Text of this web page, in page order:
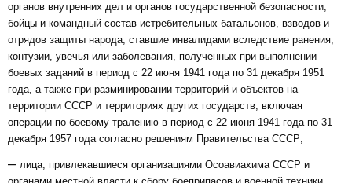
органов внутренних дел и органов государственной безопасности,
бойцы и командный состав истребительных батальонов, взводов и
отрядов защиты народа, ставшие инвалидами вследствие ранения,
контузии, увечья или заболевания, полученных при выполнении
боевых заданий в период с 22 июня 1941 года по 31 декабря 1951
года, а также при разминировании территорий и объектов на
территории СССР и территориях других государств, включая
операции по боевому тралению в период с 22 июня 1941 года по 31
декабря 1957 года согласно решениям Правительства СССР;
– лица, привлекавшиеся организациями Осоавиахима СССР и